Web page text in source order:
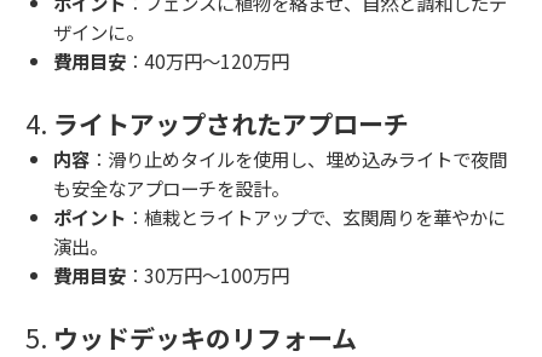
ザインに。
費用目安 ：40万円～120万円
4. ライトアップされたアプローチ
内容 ：滑り止めタイルを使用し、埋め込みライトで夜間
も安全なアプローチを設計。
ポイント ：植栽とライトアップで、玄関周りを華やかに
演出。
費用目安 ：30万円～100万円
5. ウッドデッキのリフォーム